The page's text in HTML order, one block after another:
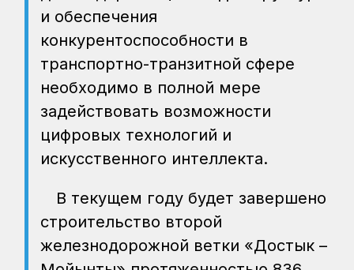
и обеспечения
конкурентоспособности в
транспортно-транзитной сфере
необходимо в полной мере
задействовать возможности
цифровых технологий и
искусственного интеллекта.
В текущем году будет завершено
строительство второй
железнодорожной ветки «Достык –